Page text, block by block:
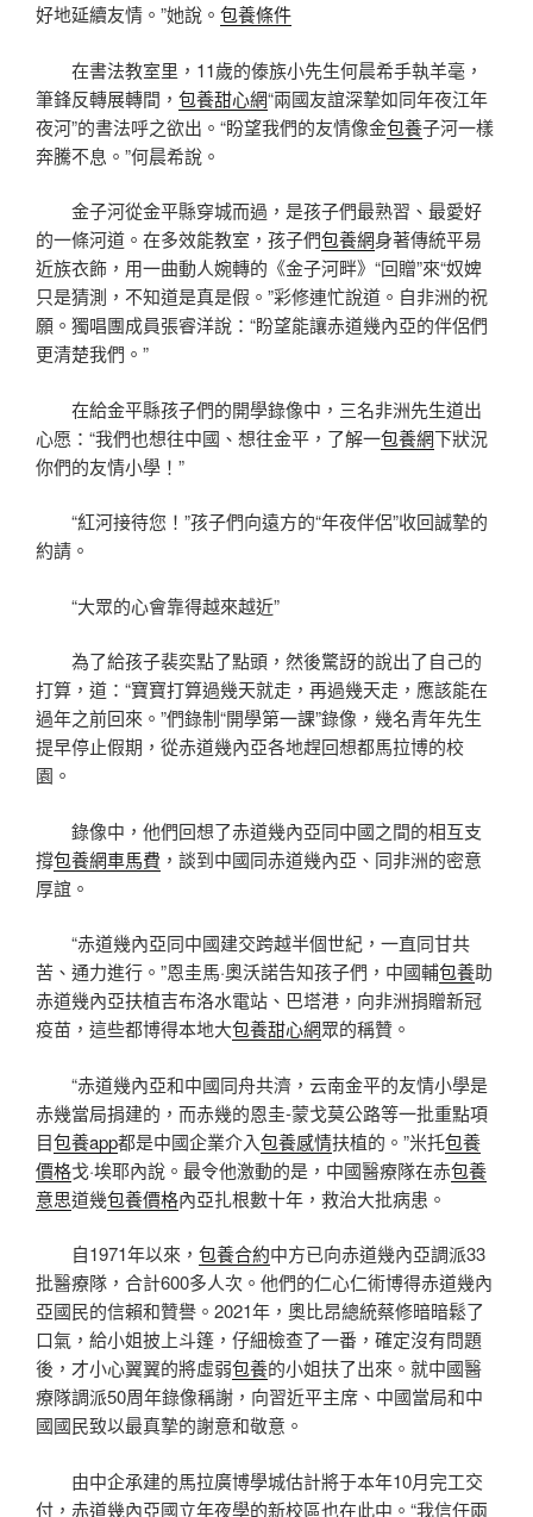
好地延續友情。”她說。 包養條件
在書法教室里，11歲的傣族小先生何晨希手執羊毫，
筆鋒反轉展轉間， 包養甜心網“兩國友誼深摯如同年夜江年
夜河”的書法呼之欲出。“盼望我們的友情像金包養子河一樣
奔騰不息。”何晨希說。
金子河從金平縣穿城而過，是孩子們最熟習、最愛好
的一條河道。在多效能教室，孩子們包養網身著傳統平易
近族衣飾，用一曲動人婉轉的《金子河畔》“回贈”來“奴婢
只是猜測，不知道是真是假。”彩修連忙說道。自非洲的祝
願。獨唱團成員張睿洋說：“盼望能讓赤道幾內亞的伴侶們
更清楚我們。”
在給金平縣孩子們的開學錄像中，三名非洲先生道出
心愿：“我們也想往中國、想往金平，了解一包養網下狀況
你們的友情小學！”
“紅河接待您！”孩子們向遠方的“年夜伴侶”收回誠摯的
約請。
“大眾的心會靠得越來越近”
為了給孩子裴奕點了點頭，然後驚訝的說出了自己的
打算，道：“寶寶打算過幾天就走，再過幾天走，應該能在
過年之前回來。”們錄制“開學第一課”錄像，幾名青年先生
提早停止假期，從赤道幾內亞各地趕回想都馬拉博的校
園。
錄像中，他們回想了赤道幾內亞同中國之間的相互支
撐包養網車馬費 ，談到中國同赤道幾內亞、同非洲的密意
厚誼。
“赤道幾內亞同中國建交跨越半個世紀，一直同甘共
苦、通力進行。”恩圭馬·奧沃諾告知孩子們，中國輔包養助
赤道幾內亞扶植吉布洛水電站、巴塔港，向非洲捐贈新冠
疫苗，這些都博得本地大包養甜心網眾的稱贊。
“赤道幾內亞和中國同舟共濟，云南金平的友情小學是
赤幾當局捐建的，而赤幾的恩圭-蒙戈莫公路等一批重點項
目包養app都是中國企業介入包養感情扶植的。”米托包養
價格戈·埃耶內說。最令他激動的是，中國醫療隊在赤包養
意思道幾包養價格內亞扎根數十年，救治大批病患。
自1971年以來， 包養合約中方已向赤道幾內亞調派33
批醫療隊，合計600多人次。他們的仁心仁術博得赤道幾內
亞國民的信賴和贊譽。2021年，奧比昂總統蔡修暗暗鬆了
口氣，給小姐披上斗篷，仔細檢查了一番，確定沒有問題
後，才小心翼翼的將虛弱包養的小姐扶了出來。就中國醫
療隊調派50周年錄像稱謝，向習近平主席、中國當局和中
國國民致以最真摯的謝意和敬意。
由中企承建的馬拉廣博學城估計將于本年10月完工交
付，赤道幾內亞國立年夜學的新校區也在此中。“我信任兩